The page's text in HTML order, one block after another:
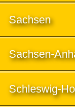
Sachsen
Sachsen-
Schleswig-